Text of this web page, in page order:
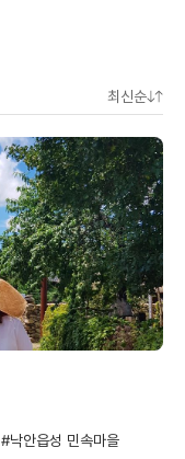
최신순
#낙안읍성 민속마을